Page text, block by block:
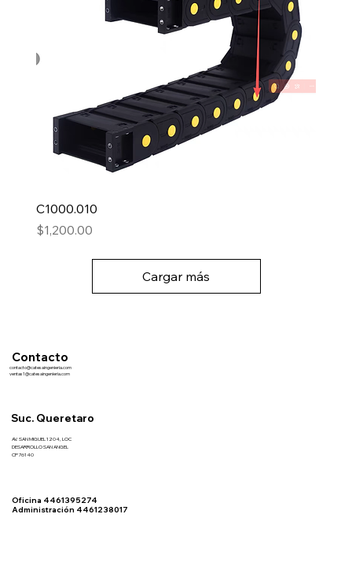
C1000.010
Precio
$1,200.00
Cargar más
contacto@catesaingenieria.com
ventas1@catesaingenieria.com
Contacto
Oficina 4461395274
Administración 4461238017
Suc. Queretaro
AV. SAN MIGUEL 1204, LOC
DESARROLLO SAN ANGEL
CP 76140